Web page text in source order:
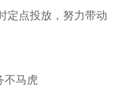
定点投放，努力带动
不马虎